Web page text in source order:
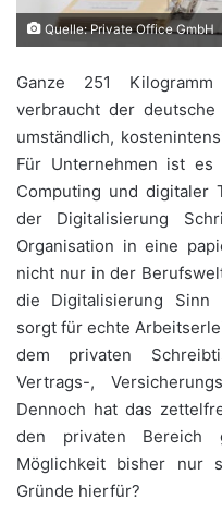
Quelle: Private Office GmbH
Ganze 251
verbraucht der
umständlich,
Für Unternehmen ist
Computing und digitaler
der Digitalisierung
Organisation in eine
nicht nur in der
die Digitalisierung Sinn
sorgt für echte
dem privaten
Vertrags-,
Dennoch hat das
den privaten Bereich
Möglichkeit bisher nur
Gründe hierfür?